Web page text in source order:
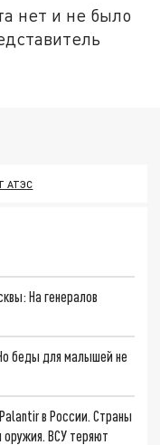
нет и не было
АТЭС
На генералов
беды для малышей не
в России. Страны
оружия. ВСУ теряют